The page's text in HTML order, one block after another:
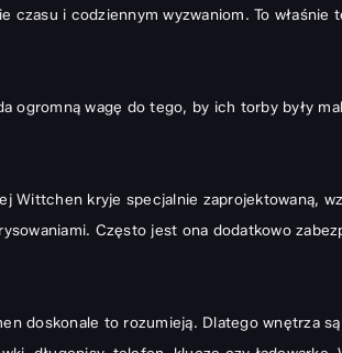
i codziennym wyzwaniom. To właśnie
ogromną wagę do tego, by ich torby były
Wittchen kryje specjalnie zaprojektowaną,
Często jest ona dodatkowo
doskonale to rozumieją. Dlatego wnętrza